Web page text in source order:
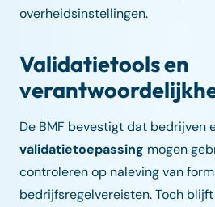
overheidsinstellingen.
Validatietools en
De BMF bevestigt dat bedrijven
validatietoepassing mogen
controleren op naleving van
bedrijfsregelvereisten. Toch